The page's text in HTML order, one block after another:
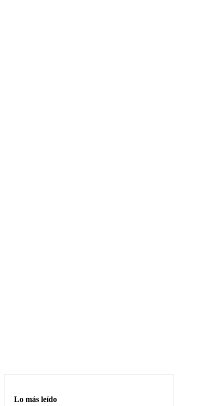
Lo más leído